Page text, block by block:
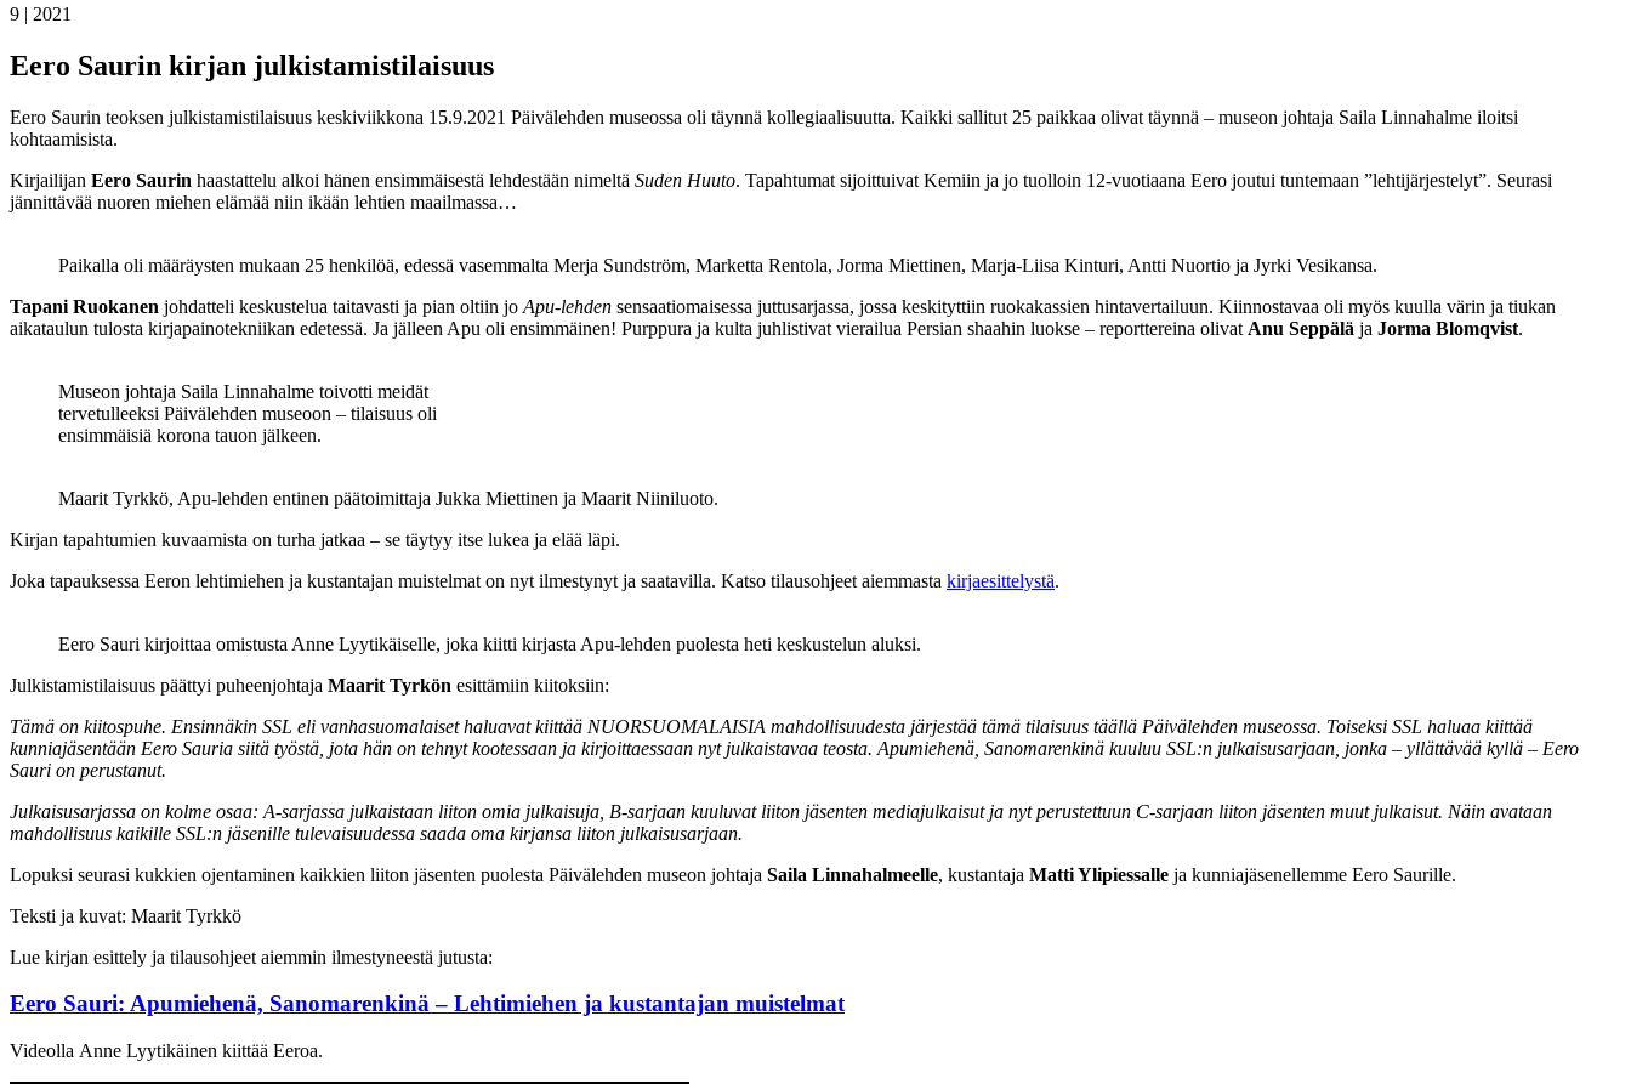
9 | 2021
Eero Saurin kirjan julkistamistilaisuus
Eero Saurin teoksen julkistamistilaisuus keskiviikkona 15.9.2021 Päivälehden museossa oli täynnä kollegiaalisuutta. Kaikki sallitut 25 paikkaa olivat täynnä – museon johtaja Saila Linnahalme iloitsi
kohtaamisista.
Kirjailijan Eero Saurin haastattelu alkoi hänen ensimmäisestä lehdestään nimeltä Suden Huuto. Tapahtumat sijoittuivat Kemiin ja jo tuolloin 12-vuotiaana Eero joutui tuntemaan ”lehtijärjestelyt”. Seurasi
jännittävää nuoren miehen elämää niin ikään lehtien maailmassa…
Paikalla oli määräysten mukaan 25 henkilöä, edessä vasemmalta Merja Sundström, Marketta Rentola, Jorma Miettinen, Marja-Liisa Kinturi, Antti Nuortio ja Jyrki Vesikansa.
Tapani Ruokanen johdatteli keskustelua taitavasti ja pian oltiin jo Apu-lehden sensaatiomaisessa juttusarjassa, jossa keskityttiin ruokakassien hintavertailuun. Kiinnostavaa oli myös kuulla värin ja tiukan
aikataulun tulosta kirjapainotekniikan edetessä. Ja jälleen Apu oli ensimmäinen! Purppura ja kulta juhlistivat vierailua Persian shaahin luokse – reporttereina olivat Anu Seppälä ja Jorma Blomqvist.
Museon johtaja Saila Linnahalme toivotti meidät
tervetulleeksi Päivälehden museoon – tilaisuus oli
ensimmäisiä korona tauon jälkeen.
Maarit Tyrkkö, Apu-lehden entinen päätoimittaja Jukka Miettinen ja Maarit Niiniluoto.
Kirjan tapahtumien kuvaamista on turha jatkaa – se täytyy itse lukea ja elää läpi.
Joka tapauksessa Eeron lehtimiehen ja kustantajan muistelmat on nyt ilmestynyt ja saatavilla. Katso tilausohjeet aiemmasta kirjaesittelystä.
Eero Sauri kirjoittaa omistusta Anne Lyytikäiselle, joka kiitti kirjasta Apu-lehden puolesta heti keskustelun aluksi.
Julkistamistilaisuus päättyi puheenjohtaja Maarit Tyrkön esittämiin kiitoksiin:
Tämä on kiitospuhe. Ensinnäkin SSL eli vanhasuomalaiset haluavat kiittää NUORSUOMALAISIA mahdollisuudesta järjestää tämä tilaisuus täällä Päivälehden museossa. Toiseksi SSL haluaa kiittää
kunniajäsentään Eero Sauria siitä työstä, jota hän on tehnyt kootessaan ja kirjoittaessaan nyt julkaistavaa teosta. Apumiehenä, Sanomarenkinä kuuluu SSL:n julkaisusarjaan, jonka – yllättävää kyllä – Eero
Sauri on perustanut.
Julkaisusarjassa on kolme osaa: A-sarjassa julkaistaan liiton omia julkaisuja, B-sarjaan kuuluvat liiton jäsenten mediajulkaisut ja nyt perustettuun C-sarjaan liiton jäsenten muut julkaisut. Näin avataan
mahdollisuus kaikille SSL:n jäsenille tulevaisuudessa saada oma kirjansa liiton julkaisusarjaan.
Lopuksi seurasi kukkien ojentaminen kaikkien liiton jäsenten puolesta Päivälehden museon johtaja Saila Linnahalmeelle, kustantaja Matti Ylipiessalle ja kunniajäsenellemme Eero Saurille.
Teksti ja kuvat: Maarit Tyrkkö
Lue kirjan esittely ja tilausohjeet aiemmin ilmestyneestä jutusta:
Eero Sauri: Apumiehenä, Sanomarenkinä – Lehtimiehen ja kustantajan muistelmat
Videolla Anne Lyytikäinen kiittää Eeroa.